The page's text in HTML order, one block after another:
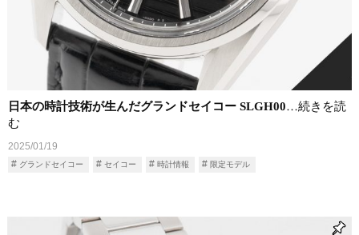
日本の時計技術が生んだグランドセイコー SLGH00…続きを読
む
2025/01/19
グランドセイコー セイコー 時計情報 限定モデル